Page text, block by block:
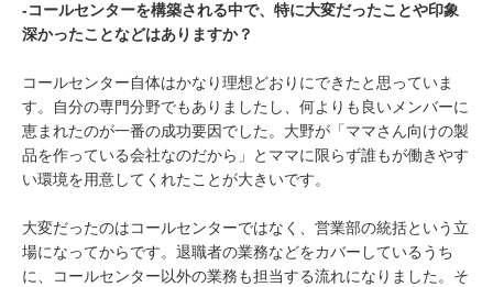
‐コールセンターを構築される中で、特に大変だったことや印象
深かったことなどはありますか？
コールセンター自体はかなり理想どおりにできたと思っていま
す。自分の専門分野でもありましたし、何よりも良いメンバーに
恵まれたのが一番の成功要因でした。大野が「ママさん向けの製
品を作っている会社なのだから」とママに限らず誰もが働きやす
い環境を用意してくれたことが大きいです。
大変だったのはコールセンターではなく、営業部の統括という立
場になってからです。退職者の業務などをカバーしているうち
に、コールセンター以外の業務も担当する流れになりました。そ